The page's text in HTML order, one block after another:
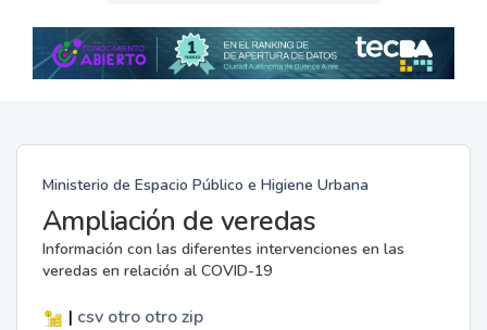
Ministerio de Espacio Público e Higiene Urbana
Ampliación de veredas
Información con las diferentes intervenciones en las
veredas en relación al COVID-19
| csv otro otro zip